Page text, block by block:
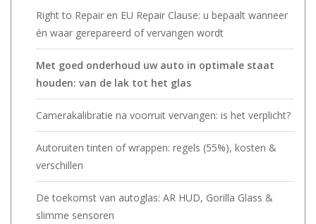
Right to Repair en EU Repair Clause: u bepaalt wanneer
én waar gerepareerd of vervangen wordt
Met goed onderhoud uw auto in optimale staat
houden: van de lak tot het glas
Camerakalibratie na voorruit vervangen: is het verplicht?
Autoruiten tinten of wrappen: regels (55%), kosten &
verschillen
De toekomst van autoglas: AR HUD, Gorilla Glass &
slimme sensoren